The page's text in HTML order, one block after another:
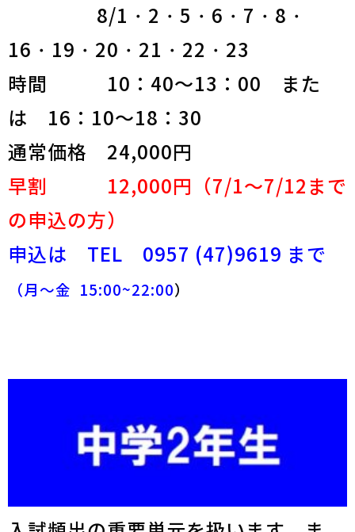
8/1・2・5・6・7・8・
16・19・20・21・22・23
時間 10：40～13：00 また
は 16：10～18：30
通常価格 24,000円
早割 12,000円 （7/1～7/12まで
の申込の方）
申込は TEL 0957 (47)9619 まで
（月～金 15:00~22:00）